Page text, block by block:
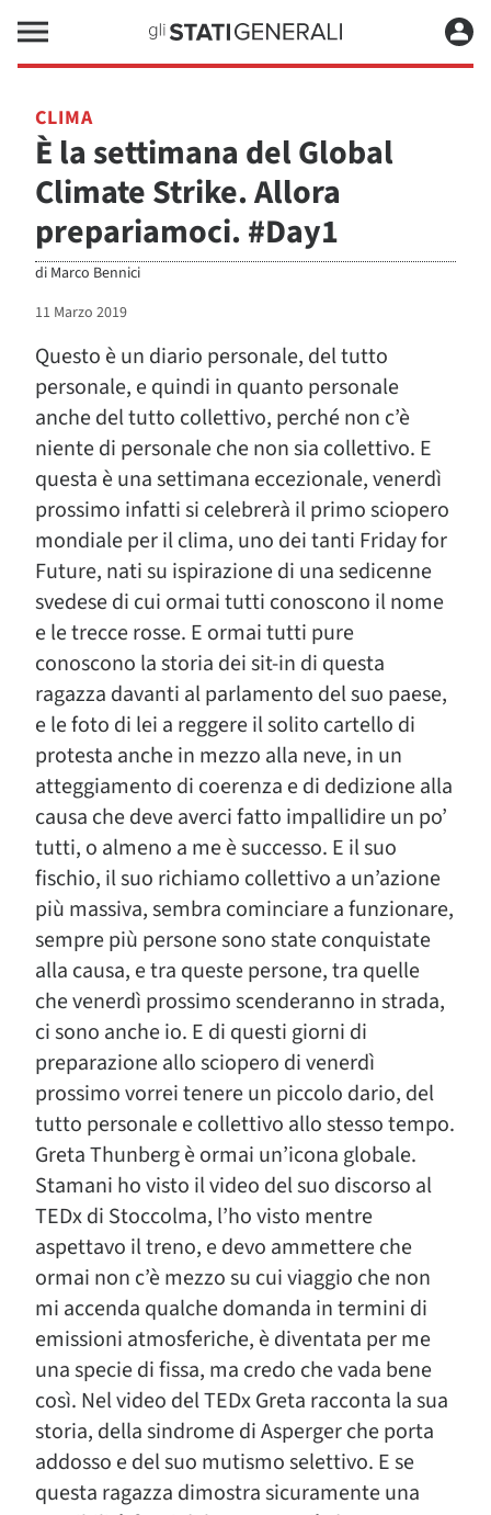
CLIMA
È la settimana del Global
Climate Strike. Allora
prepariamoci. #Day1
di Marco Bennici
11 Marzo 2019
Questo è un diario personale, del tutto
personale, e quindi in quanto personale
anche del tutto collettivo, perché non c’è
niente di personale che non sia collettivo. E
questa è una settimana eccezionale, venerdì
prossimo infatti si celebrerà il primo sciopero
mondiale per il clima, uno dei tanti Friday for
Future, nati su ispirazione di una sedicenne
svedese di cui ormai tutti conoscono il nome
e le trecce rosse. E ormai tutti pure
conoscono la storia dei sit-in di questa
ragazza davanti al parlamento del suo paese,
e le foto di lei a reggere il solito cartello di
protesta anche in mezzo alla neve, in un
atteggiamento di coerenza e di dedizione alla
causa che deve averci fatto impallidire un po’
tutti, o almeno a me è successo. E il suo
fischio, il suo richiamo collettivo a un’azione
più massiva, sembra cominciare a funzionare,
sempre più persone sono state conquistate
alla causa, e tra queste persone, tra quelle
che venerdì prossimo scenderanno in strada,
ci sono anche io. E di questi giorni di
preparazione allo sciopero di venerdì
prossimo vorrei tenere un piccolo dario, del
tutto personale e collettivo allo stesso tempo.
Greta Thunberg è ormai un’icona globale.
Stamani ho visto il video del suo discorso al
TEDx di Stoccolma, l’ho visto mentre
aspettavo il treno, e devo ammettere che
ormai non c’è mezzo su cui viaggio che non
mi accenda qualche domanda in termini di
emissioni atmosferiche, è diventata per me
una specie di fissa, ma credo che vada bene
così. Nel video del TEDx Greta racconta la sua
storia, della sindrome di Asperger che porta
addosso e del suo mutismo selettivo. E se
questa ragazza dimostra sicuramente una